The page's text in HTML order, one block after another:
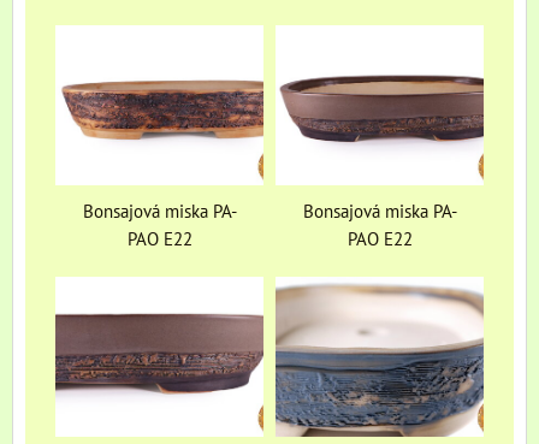
Bonsajová miska PA-
PAO E22
Bonsajová miska PA-
PAO E22